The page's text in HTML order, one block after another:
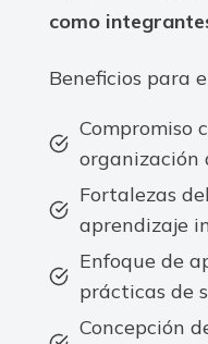
como
Beneficios para
Compromiso
organización
Fortalezas
aprendizaje
Enfoque de
prácticas de
Concepción